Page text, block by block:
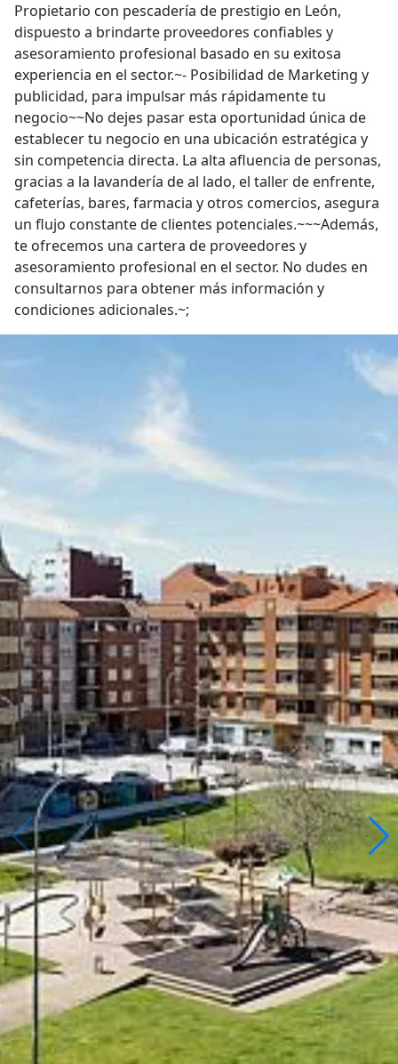
Propietario con pescadería de prestigio en León,
dispuesto a brindarte proveedores confiables y
asesoramiento profesional basado en su exitosa
experiencia en el sector.~- Posibilidad de Marketing y
publicidad, para impulsar más rápidamente tu
negocio~~No dejes pasar esta oportunidad única de
establecer tu negocio en una ubicación estratégica y
sin competencia directa. La alta afluencia de personas,
gracias a la lavandería de al lado, el taller de enfrente,
cafeterías, bares, farmacia y otros comercios, asegura
un flujo constante de clientes potenciales.~~~Además,
te ofrecemos una cartera de proveedores y
asesoramiento profesional en el sector. No dudes en
consultarnos para obtener más información y
condiciones adicionales.~;